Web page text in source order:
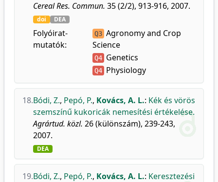
Cereal Res. Commun. 35 (2/2), 913-916, 2007.
doi DEA
Folyóirat-
mutatók:
Q3 Agronomy and Crop
Science
Q4 Genetics
Q4 Physiology
18.Bódi, Z., Pepó, P., Kovács, A. L.: Kék és vörös
szemszínű kukoricák nemesítési értékelése.
Agrártud. közl. 26 (különszám), 239-243,
2007.
DEA
19.Bódi, Z., Pepó, P., Kovács, A. L.: Keresztezési